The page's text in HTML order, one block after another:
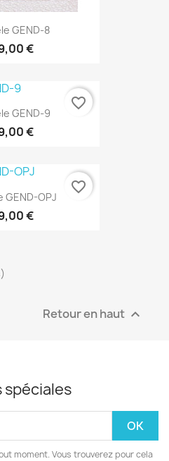
GEND-8
€
GEND-9
€
favorite_border
GEND-OPJ
€
favorite_border
Retour en haut 
spéciales
moment. Vous trouverez pour cela